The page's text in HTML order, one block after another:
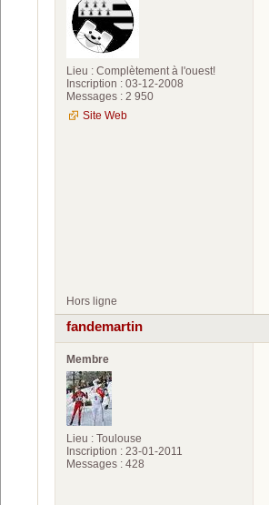
Lieu : Complètement à l'ouest!
Inscription : 03-12-2008
Messages : 2 950
Site Web
Hors ligne
fandemartin
Membre
Lieu : Toulouse
Inscription : 23-01-2011
Messages : 428